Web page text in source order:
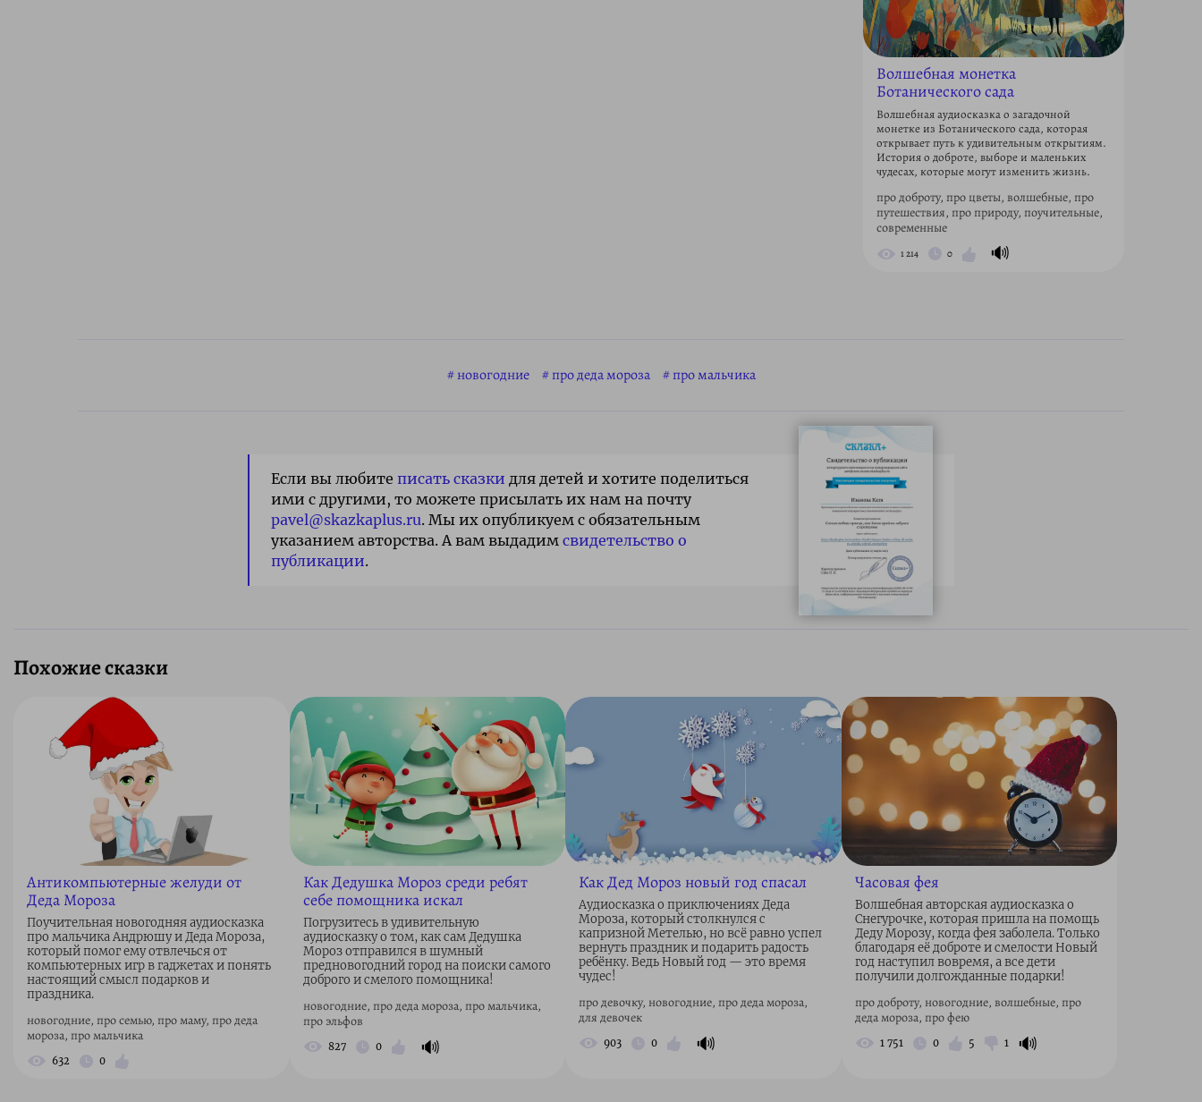
Волшебная монетка
Ботанического сада
Волшебная аудиосказка о загадочной
монетке из Ботанического сада, которая
открывает путь к удивительным открытиям.
История о доброте, выборе и маленьких
чудесах, которые могут изменить жизнь.
про доброту, про цветы, волшебные, про
путешествия, про природу, поучительные,
современные
1 214 0 🔊
новогодние про деда мороза про мальчика
Если вы любите писать сказки для детей и хотите поделиться
ими с другими, то можете присылать их нам на почту
pavel@skazkaplus.ru. Мы их опубликуем с обязательным
указанием авторства. А вам выдадим свидетельство о
публикации.
Похожие сказки
Антикомпьютерные желуди от
Деда Мороза
Поучительная новогодняя аудиосказка
про мальчика Андрюшу и Деда Мороза,
который помог ему отвлечься от
компьютерных игр в гаджетах и понять
настоящий смысл подарков и
праздника.
новогодние, про семью, про маму, про деда
мороза, про мальчика
632 0
Как Дедушка Мороз среди ребят
себе помощника искал
Погрузитесь в удивительную
аудиосказку о том, как сам Дедушка
Мороз отправился в шумный
предновогодний город на поиски самого
доброго и смелого помощника!
новогодние, про деда мороза, про мальчика,
про эльфов
827 0 🔊
Как Дед Мороз новый год спасал
Аудиосказка о приключениях Деда
Мороза, который столкнулся с
капризной Метелью, но всё равно успел
вернуть праздник и подарить радость
ребёнку. Ведь Новый год — это время
чудес!
про девочку, новогодние, про деда мороза,
для девочек
903 0 🔊
Часовая фея
Волшебная авторская аудиосказка о
Снегурочке, которая пришла на помощь
Деду Морозу, когда фея заболела. Только
благодаря её доброте и смелости Новый
год наступил вовремя, а все дети
получили долгожданные подарки!
про доброту, новогодние, волшебные, про
деда мороза, про фею
1 751 0 5 1 🔊